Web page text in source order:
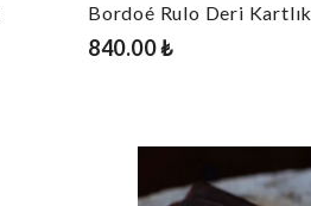
Bordoé Rulo Deri Kartlık
840.00 ₺